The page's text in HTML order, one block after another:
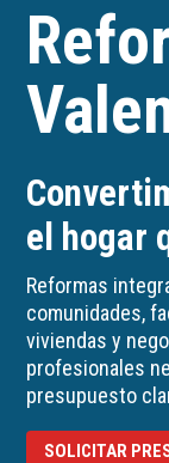
el hogar
Reformas
comunidades,
viviendas y
profesionales
presupuesto
SOLICITAR